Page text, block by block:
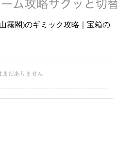
霧閣)のギミック攻略｜宝箱の